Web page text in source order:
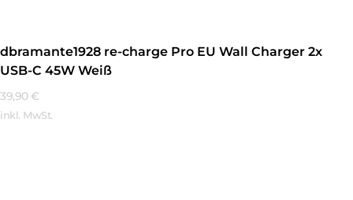
dbramante1928 re-charge Pro EU Wall Charger 2x
USB-C 45W Weiß
39,90 €
inkl. MwSt.